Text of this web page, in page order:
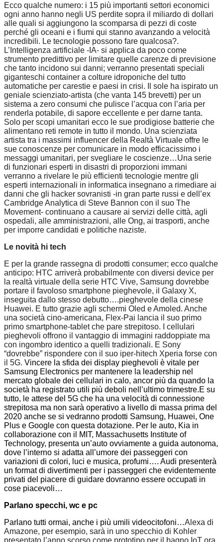
Ecco qualche numero: i 15 più importanti settori economici
ogni anno hanno negli US perdite sopra il miliardo di dollari
alle quali si aggiungono la scomparsa di pezzi di coste
perché gli oceani e i fiumi qui stanno avanzando a velocità
incredibili. Le tecnologie possono fare qualcosa?.
L’Intelligenza artificiale -IA- si applica da poco come
strumento predittivo per limitare quelle carenze di previsione
che tanto incidono sui danni; verranno presentati speciali
giganteschi container a colture idroponiche del tutto
automatiche per carestie e paesi in crisi. Il sole ha ispirato un
geniale scienziato-artista (che vanta 145 brevetti) per un
sistema a zero consumi che pulisce l’acqua con l’aria per
renderla potabile, di sapore eccellente e per darne tanta.
Solo per scopi umanitari ecco le sue prodigiose batterie che
alimentano reti remote in tutto il mondo. Una scienziata
artista tra i massimi influencer della Realtà Virtuale offre le
sue conoscenze per comunicare in modo efficacissimo i
messaggi umanitari, per svegliare le coscienze…Una serie
di funzionari esperti in disastri di proporzioni immani
verranno a rivelare le più efficienti tecnologie mentre gli
esperti internazionali in informatica insegnano a rimediare ai
danni che gli hacker sovranisti -in gran parte russi e dell’ex
Cambridge Analytica di Steve Bannon con il suo The
Movement- continuano a causare ai servizi delle città, agli
ospedali, alle amministrazioni, alle Ong, ai trasporti, anche
per imporre candidati e politiche naziste.
Le novità hi tech
E per la grande rassegna di prodotti consumer; ecco qualche
anticipo: HTC arriverà probabilmente con diversi device per
la realtà virtuale della serie HTC Vive, Samsung dovrebbe
portare il favoloso smartphone pieghevole, il Galaxy X,
inseguita dallo stesso debutto….pieghevole della cinese
Huawei. E tutto grazie agli schermi Oled e Amoled. Anche
una società cino-americana, Flex-Pai lancia il suo primo
primo smartphone-tablet che pare strepitoso. I cellulari
pieghevoli offrono il vantaggio di immagini raddoppiate ma
con ingombro identico a quelli tradizionali. E Sony
“dovrebbe” rispondere con il suo iper-hitech Xperia forse con
il 5G. Vincere la sfida dei display pieghevoli è vitale per
Samsung Electronics per mantenere la leadership nel
mercato globale dei cellulari in calo, ancor più da quando la
società ha registrato utili più deboli nell’ultimo trimestre.E su
tutto, le attese del 5G che ha una velocità di connessione
strepitosa ma non sarà operativo a livello di massa prima del
2020 anche se si vedranno prodotti Samsung, Huawei, One
Plus e Google con questa dotazione. Per le auto, Kia in
collaborazione con il MIT, Massachusetts Institute of
Technology, presenta un’auto ovviamente a guida autonoma,
dove l’interno si adatta all’umore dei passeggeri con
variazioni di colori, luci e musica, profumi…. Audi presenterà
un format di divertimenti per i passeggeri che evidentemente
privati del piacere di guidare dovranno essere occupati in
cose piacevoli…
Parlano specchi, wc e pc
Parlano tutti ormai, anche i più umili videocitofoni…Alexa di
Amazone, per esempio, sarà in uno specchio di Kohler
presentato l’anno scorso come prototipo per il bagno IoT ora